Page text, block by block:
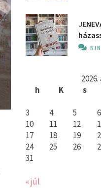
h
K s
3
4 5 6
10
11 12
17
18 19
24
25 26
31
« júl